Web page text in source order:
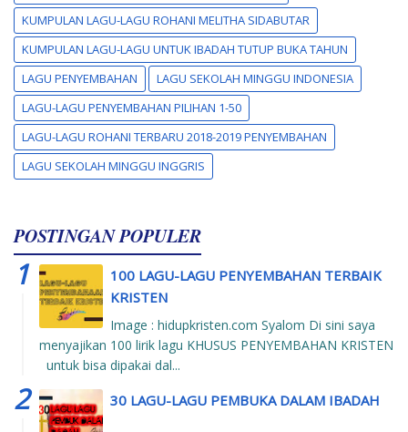
KUMPULAN LAGU-LAGU ROHANI MELITHA SIDABUTAR
KUMPULAN LAGU-LAGU UNTUK IBADAH TUTUP BUKA TAHUN
LAGU PENYEMBAHAN
LAGU SEKOLAH MINGGU INDONESIA
LAGU-LAGU PENYEMBAHAN PILIHAN 1-50
LAGU-LAGU ROHANI TERBARU 2018-2019 PENYEMBAHAN
LAGU SEKOLAH MINGGU INGGRIS
POSTINGAN POPULER
100 LAGU-LAGU PENYEMBAHAN TERBAIK
KRISTEN
Image : hidupkristen.com Syalom Di sini saya
menyajikan 100 lirik lagu KHUSUS PENYEMBAHAN KRISTEN
untuk bisa dipakai dal...
30 LAGU-LAGU PEMBUKA DALAM IBADAH